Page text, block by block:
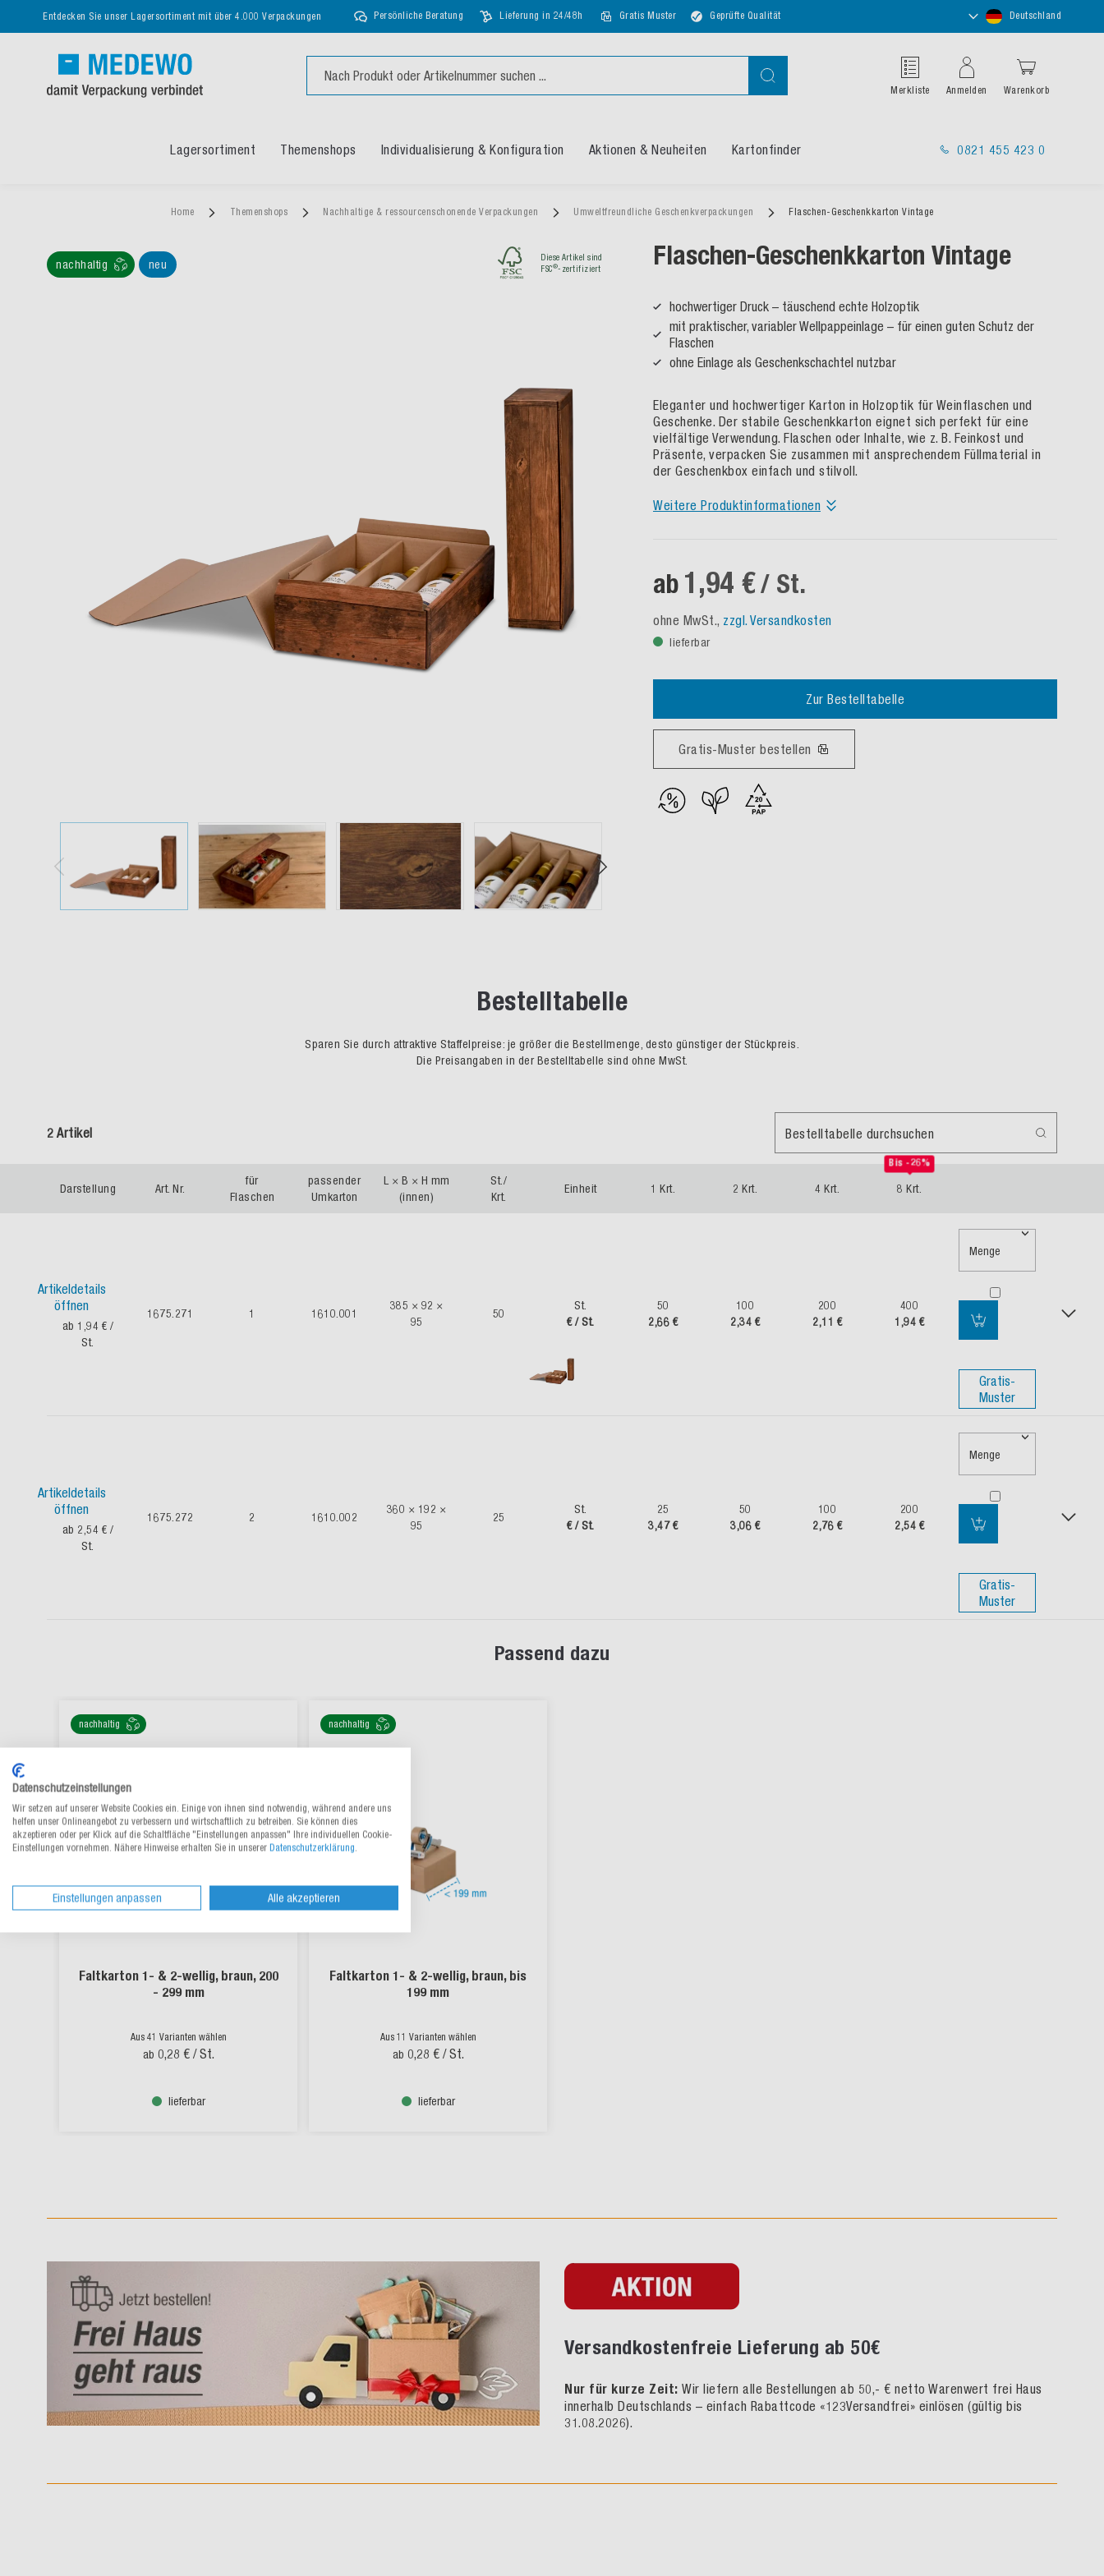
Entdecken Sie unser Lagersortiment mit über 4.000 Verpackungen Persönliche Beratung Lieferung in 24/48h Gratis Muster Geprüfte Qualität
Store
auswählen
Deutschland
Suche
Merkliste Anmelden Warenkorb
Lagersortiment Themenshops Individualisierung & Konfiguration Aktionen & Neuheiten Kartonfinder 0821 455 423 0
Home Themenshops Nachhaltige & ressourcenschonende Verpackungen Umweltfreundliche Geschenkverpackungen Flaschen-Geschenkkarton Vintage
nachhaltig neu
Diese Artikel sind
FSC®-zertifiziert Flaschen-Geschenkkarton Vintage
hochwertiger Druck – täuschend echte Holzoptik
mit praktischer, variabler Wellpappeinlage – für einen guten Schutz der
Flaschen
ohne Einlage als Geschenkschachtel nutzbar
Eleganter und hochwertiger Karton in Holzoptik für Weinflaschen und
Geschenke. Der stabile Geschenkkarton eignet sich perfekt für eine
vielfältige Verwendung. Flaschen oder Inhalte, wie z. B. Feinkost und
Präsente, verpacken Sie zusammen mit ansprechendem Füllmaterial in
der Geschenkbox einfach und stilvoll.
Weitere Produktinformationen
ab 1,94 €/ St.
ohne MwSt., zzgl. Versandkosten
lieferbar
Zur Bestelltabelle
Gratis-Muster bestellen
Bestelltabelle
Sparen Sie durch attraktive Staffelpreise: je größer die Bestellmenge, desto günstiger der Stückpreis.
Die Preisangaben in der Bestelltabelle sind ohne MwSt.
2 Artikel Bestelltabelle durchsuchen
Darstellung Art. Nr.
für
Flaschen
passender
Umkarton
L × B × H mm
(innen)
St./
Krt.
Einheit 1 Krt. 2 Krt. 4 Krt.
Bis -26%
8 Krt.
Artikeldetails
öffnen
ab 1,94 € /
St.
1675.271 1 1610.001
385 × 92 ×
95
50
St.
€ / St.
50
2,66 €
100
2,34 €
200
2,11 €
400
1,94 €
Menge
Gratis-
Muster
Artikeldetails
öffnen
ab 2,54 € /
St.
1675.272 2 1610.002
360 × 192 ×
95
25
St.
€ / St.
25
3,47 €
50
3,06 €
100
2,76 €
200
2,54 €
Menge
Gratis-
Muster
Passend dazu
nachhaltig
Faltkarton 1- & 2-wellig, braun, 200
- 299 mm
Aus 41 Varianten wählen
ab 0,28 € / St.
lieferbar
nachhaltig
Faltkarton 1- & 2-wellig, braun, bis
199 mm
Aus 11 Varianten wählen
ab 0,28 € / St.
lieferbar
Versandkostenfreie Lieferung ab 50€
Nur für kurze Zeit: Wir liefern alle Bestellungen ab 50,- € netto Warenwert frei Haus
innerhalb Deutschlands – einfach Rabattcode «123Versandfrei» einlösen (gültig bis
31.08.2026).
Datenschutzeinstellungen
Wir setzen auf unserer Website Cookies ein. Einige von ihnen sind notwendig, während andere uns
helfen unser Onlineangebot zu verbessern und wirtschaftlich zu betreiben. Sie können dies
akzeptieren oder per Klick auf die Schaltfläche "Einstellungen anpassen" Ihre individuellen Cookie-
Einstellungen vornehmen. Nähere Hinweise erhalten Sie in unserer Datenschutzerklärung.
Einstellungen anpassen Alle akzeptieren